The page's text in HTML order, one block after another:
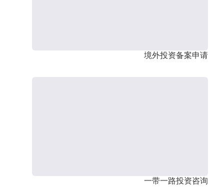
境外投资备案申请
一带一路投资咨询